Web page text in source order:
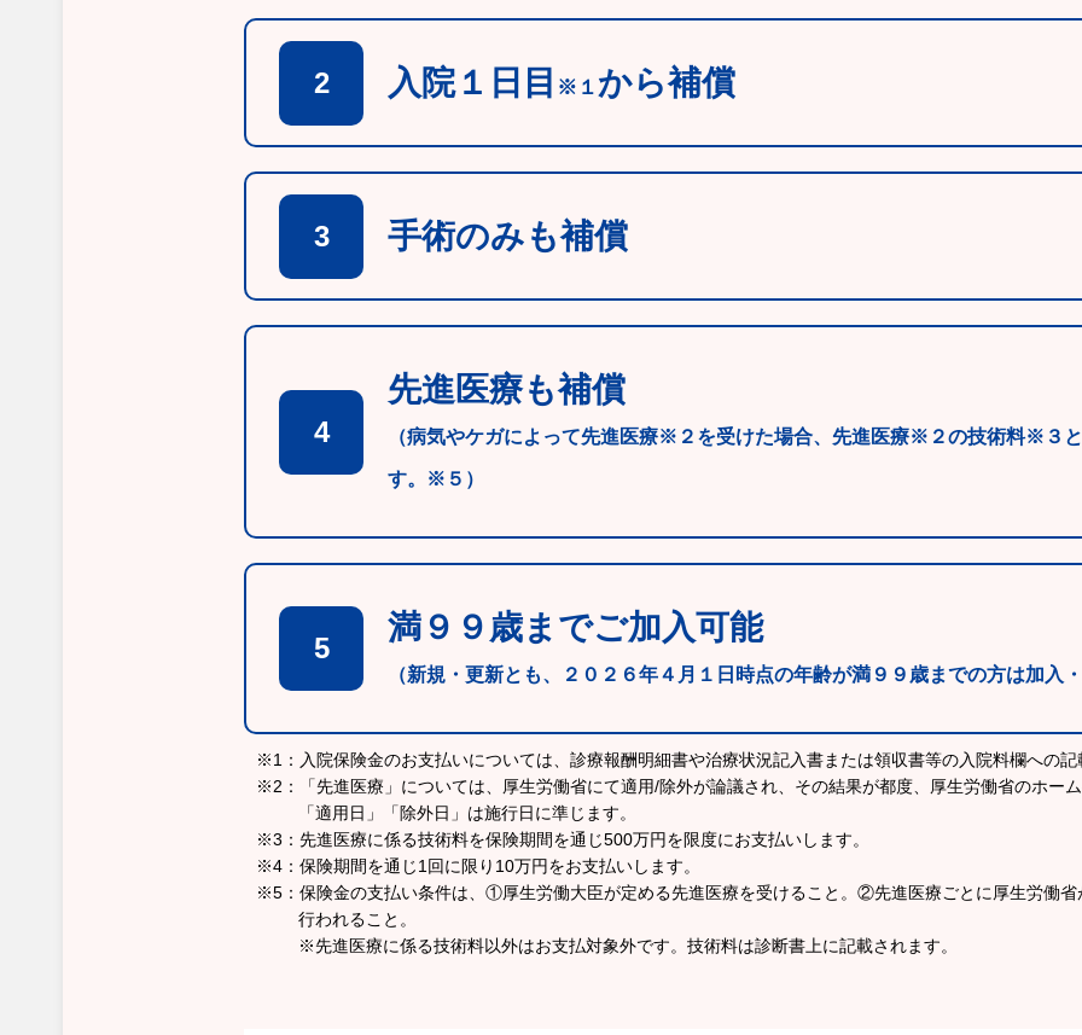
2 入院１日目 ※１ から補償
3 手術のみも補償
4
先進医療も補償
（病気やケガによって先進医療※２を受けた場合、先進医療※２の技術料※３
す。※５）
5
満９９歳までご加入可能
（新規・更新とも、２０２６年４月１日時点の年齢が満９９歳までの方は加入
※1：入院保険金のお支払いについては、診療報酬明細書や治療状況記入書または領収書等の入院料欄への記
※2：「先進医療」については、厚生労働省にて適用/除外が論議され、その結果が都度、厚生労働省のホーム
「適用日」「除外日」は施行日に準じます。
※3：先進医療に係る技術料を保険期間を通じ500万円を限度にお支払いします。
※4：保険期間を通じ1回に限り10万円をお支払いします。
※5：保険金の支払い条件は、①厚生労働大臣が定める先進医療を受けること。②先進医療ごとに厚生労働省
行われること。
※先進医療に係る技術料以外はお支払対象外です。技術料は診断書上に記載されます。